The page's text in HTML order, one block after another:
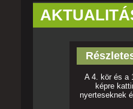
A 4. kör és a
képre
nyerteseknek